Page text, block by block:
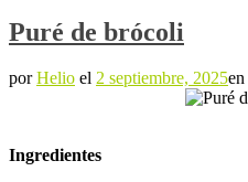
Puré de brócoli
porHelio el 2 septiembre, 2025en
Ingredientes